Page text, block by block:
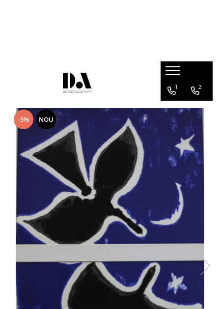
HEIM András (1946-2020)
1 2
-5% NOU